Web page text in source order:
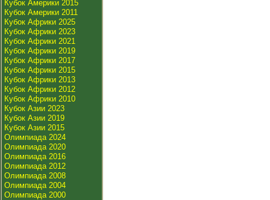
Кубок Америки 2015
Кубок Америки 2011
Кубок Африки 2025
Кубок Африки 2023
Кубок Африки 2021
Кубок Африки 2019
Кубок Африки 2017
Кубок Африки 2015
Кубок Африки 2013
Кубок Африки 2012
Кубок Африки 2010
Кубок Азии 2023
Кубок Азии 2019
Кубок Азии 2015
Олимпиада 2024
Олимпиада 2020
Олимпиада 2016
Олимпиада 2012
Олимпиада 2008
Олимпиада 2004
Олимпиада 2000